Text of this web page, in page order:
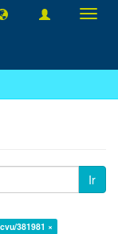
Ir
381981 ×